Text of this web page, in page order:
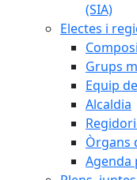
(SIA)
Electes i
Grups
Equip
Alcaldia
Òrgans
Agenda